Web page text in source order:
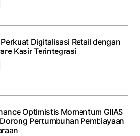
Perkuat Digitalisasi Retail dengan
Kasir Terintegrasi
Optimistis Momentum GIIAS
Pertumbuhan Pembiayaan